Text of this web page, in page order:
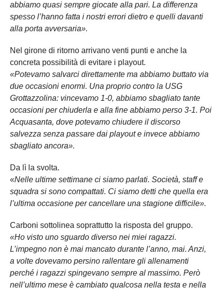
abbiamo quasi sempre giocate alla pari. La differenza
spesso l’hanno fatta i nostri errori dietro e quelli davanti
alla porta avversaria».
Nel girone di ritorno arrivano venti punti e anche la
concreta possibilità di evitare i playout.
«Potevamo salvarci direttamente ma abbiamo buttato via
due occasioni enormi. Una proprio contro la USG
Grottazzolina: vincevamo 1-0, abbiamo sbagliato tante
occasioni per chiuderla e alla fine abbiamo perso 3-1. Poi
Acquasanta, dove potevamo chiudere il discorso
salvezza senza passare dai playout e invece abbiamo
sbagliato ancora».
Da lì la svolta.
«Nelle ultime settimane ci siamo parlati. Società, staff e
squadra si sono compattati. Ci siamo detti che quella era
l’ultima occasione per cancellare una stagione difficile».
Carboni sottolinea soprattutto la risposta del gruppo.
«Ho visto uno sguardo diverso nei miei ragazzi.
L’impegno non è mai mancato durante l’anno, mai. Anzi,
a volte dovevamo persino rallentare gli allenamenti
perché i ragazzi spingevano sempre al massimo. Però
nell’ultimo mese è cambiato qualcosa nella testa e nella